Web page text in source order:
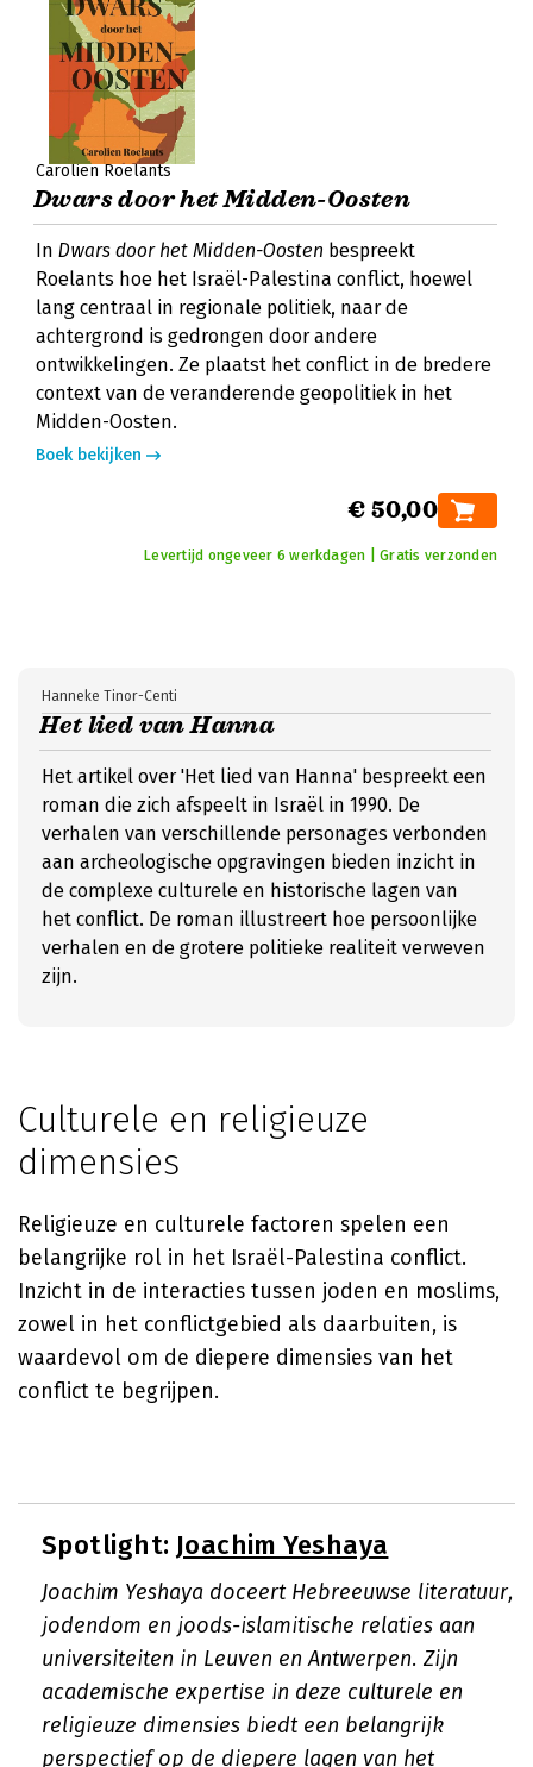
Carolien Roelants
Dwars door het Midden-Oosten
In Dwars door het Midden-Oosten bespreekt
Roelants hoe het Israël-Palestina conflict, hoewel
lang centraal in regionale politiek, naar de
achtergrond is gedrongen door andere
ontwikkelingen. Ze plaatst het conflict in de bredere
context van de veranderende geopolitiek in het
Midden-Oosten.
Boek bekijken
€ 50,00
Levertijd ongeveer 6 werkdagen | Gratis verzonden
Het lied van Hanna
Hanneke Tinor-Centi
Het artikel over 'Het lied van Hanna' bespreekt een
roman die zich afspeelt in Israël in 1990. De
verhalen van verschillende personages verbonden
aan archeologische opgravingen bieden inzicht in
de complexe culturele en historische lagen van
het conflict. De roman illustreert hoe persoonlijke
verhalen en de grotere politieke realiteit verweven
zijn.
Culturele en religieuze
dimensies
Religieuze en culturele factoren spelen een
belangrijke rol in het Israël-Palestina conflict.
Inzicht in de interacties tussen joden en moslims,
zowel in het conflictgebied als daarbuiten, is
waardevol om de diepere dimensies van het
conflict te begrijpen.
Spotlight: Joachim Yeshaya
Joachim Yeshaya doceert Hebreeuwse literatuur,
jodendom en joods-islamitische relaties aan
universiteiten in Leuven en Antwerpen. Zijn
academische expertise in deze culturele en
religieuze dimensies biedt een belangrijk
perspectief op de diepere lagen van het